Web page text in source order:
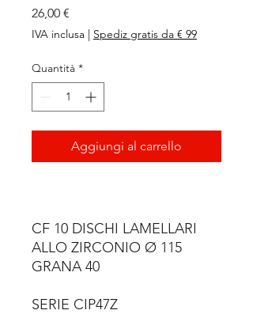
26,00 €
IVA inclusa | Spediz gratis da € 99
Quantità *
Aggiungi al carrello
CF 10 DISCHI LAMELLARI
ALLO ZIRCONIO Ø 115
GRANA 40
SERIE CIP47Z